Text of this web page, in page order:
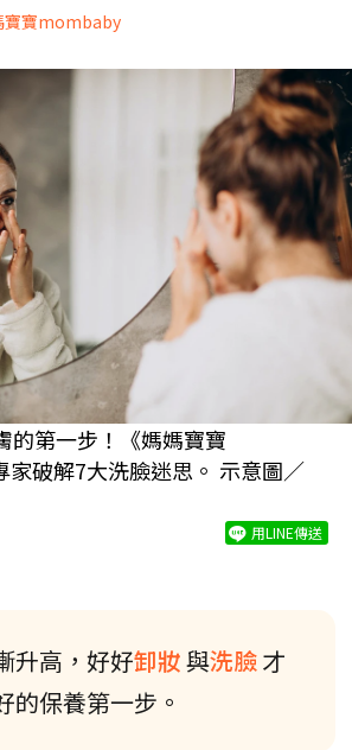
寶寶mombaby
的第一步！《媽媽寶寶
破解7大洗臉迷思。 示意圖／
用LINE傳送
升高，好好卸妝與洗臉才
的保養第一步。